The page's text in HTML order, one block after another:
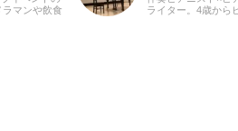
ラマンや飲食
ライター。4歳から